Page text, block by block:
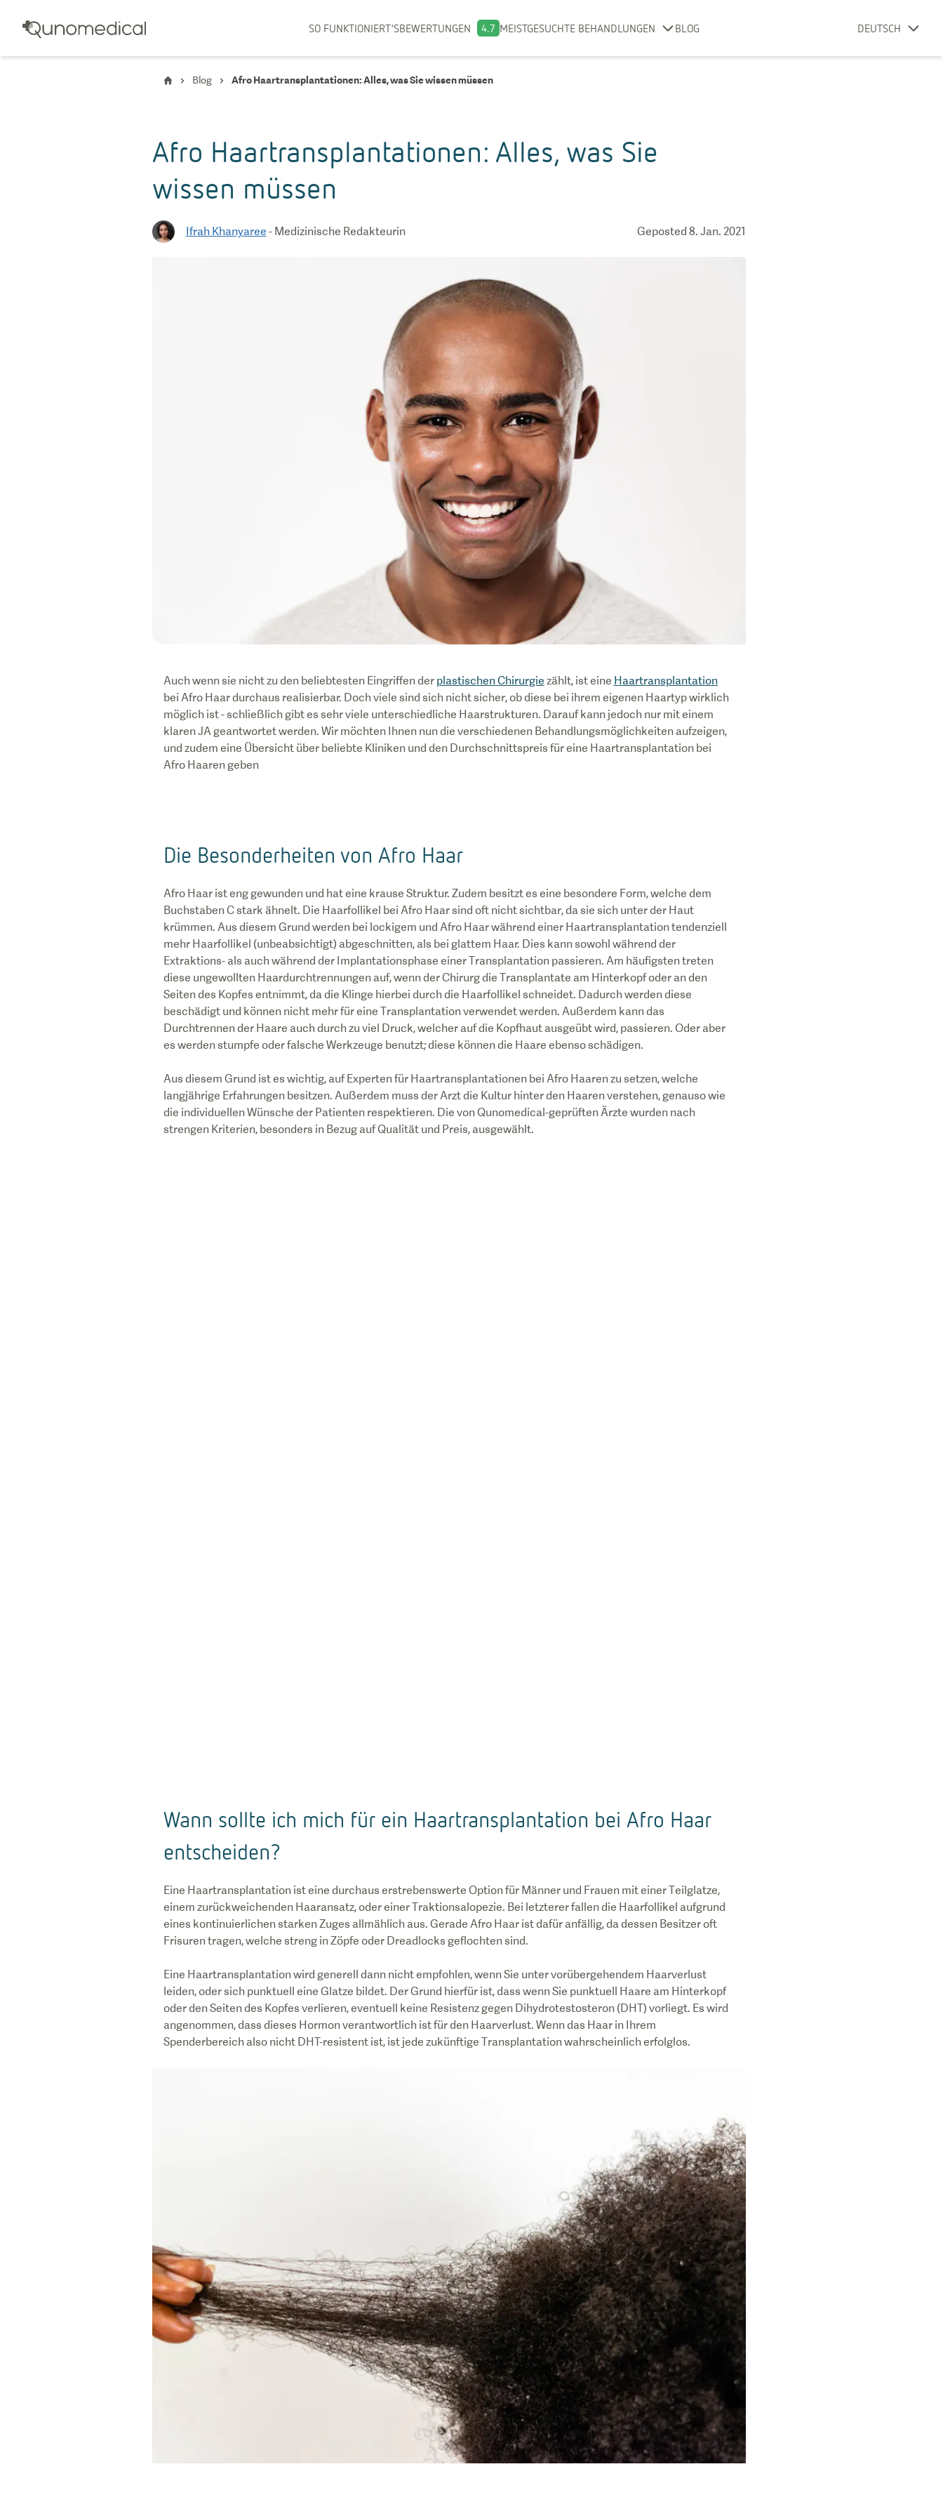
SO FUNKTIONIERT'SBEWERTUNGEN 4.7 MEISTGESUCHTE BEHANDLUNGEN BLOG DEUTSCH
Blog Afro Haartransplantationen: Alles, was Sie wissen müssen
Afro Haartransplantationen: Alles, was Sie
wissen müssen
Ifrah Khanyaree - Medizinische Redakteurin Geposted 8. Jan. 2021
Auch wenn sie nicht zu den beliebtesten Eingriffen der plastischen Chirurgie zählt, ist eine Haartransplantation
bei Afro Haar durchaus realisierbar. Doch viele sind sich nicht sicher, ob diese bei ihrem eigenen Haartyp wirklich
möglich ist - schließlich gibt es sehr viele unterschiedliche Haarstrukturen. Darauf kann jedoch nur mit einem
klaren JA geantwortet werden. Wir möchten Ihnen nun die verschiedenen Behandlungsmöglichkeiten aufzeigen,
und zudem eine Übersicht über beliebte Kliniken und den Durchschnittspreis für eine Haartransplantation bei
Afro Haaren geben
Die Besonderheiten von Afro Haar
Afro Haar ist eng gewunden und hat eine krause Struktur. Zudem besitzt es eine besondere Form, welche dem
Buchstaben C stark ähnelt. Die Haarfollikel bei Afro Haar sind oft nicht sichtbar, da sie sich unter der Haut
krümmen. Aus diesem Grund werden bei lockigem und Afro Haar während einer Haartransplantation tendenziell
mehr Haarfollikel (unbeabsichtigt) abgeschnitten, als bei glattem Haar. Dies kann sowohl während der
Extraktions- als auch während der Implantationsphase einer Transplantation passieren. Am häufigsten treten
diese ungewollten Haardurchtrennungen auf, wenn der Chirurg die Transplantate am Hinterkopf oder an den
Seiten des Kopfes entnimmt, da die Klinge hierbei durch die Haarfollikel schneidet. Dadurch werden diese
beschädigt und können nicht mehr für eine Transplantation verwendet werden. Außerdem kann das
Durchtrennen der Haare auch durch zu viel Druck, welcher auf die Kopfhaut ausgeübt wird, passieren. Oder aber
es werden stumpfe oder falsche Werkzeuge benutzt; diese können die Haare ebenso schädigen.
Aus diesem Grund ist es wichtig, auf Experten für Haartransplantationen bei Afro Haaren zu setzen, welche
langjährige Erfahrungen besitzen. Außerdem muss der Arzt die Kultur hinter den Haaren verstehen, genauso wie
die individuellen Wünsche der Patienten respektieren. Die von Qunomedical-geprüften Ärzte wurden nach
strengen Kriterien, besonders in Bezug auf Qualität und Preis, ausgewählt.
Wann sollte ich mich für ein Haartransplantation bei Afro Haar
entscheiden?
Eine Haartransplantation ist eine durchaus erstrebenswerte Option für Männer und Frauen mit einer Teilglatze,
einem zurückweichenden Haaransatz, oder einer Traktionsalopezie. Bei letzterer fallen die Haarfollikel aufgrund
eines kontinuierlichen starken Zuges allmählich aus. Gerade Afro Haar ist dafür anfällig, da dessen Besitzer oft
Frisuren tragen, welche streng in Zöpfe oder Dreadlocks geflochten sind.
Eine Haartransplantation wird generell dann nicht empfohlen, wenn Sie unter vorübergehendem Haarverlust
leiden, oder sich punktuell eine Glatze bildet. Der Grund hierfür ist, dass wenn Sie punktuell Haare am Hinterkopf
oder den Seiten des Kopfes verlieren, eventuell keine Resistenz gegen Dihydrotestosteron (DHT) vorliegt. Es wird
angenommen, dass dieses Hormon verantwortlich ist für den Haarverlust. Wenn das Haar in Ihrem
Spenderbereich also nicht DHT-resistent ist, ist jede zukünftige Transplantation wahrscheinlich erfolglos.